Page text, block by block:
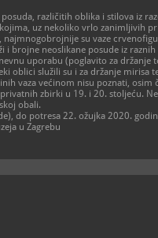
različitih oblika i stilova iz
uz nekoliko vrlo zanimljivih
su vaze
i brojne neoslikane posude iz
uporabu (poglavito za držanje
oblici služili su i za držanje mirisa
vaza većinom nisu poznati,
zbirki u 19. i 20. stoljeću.
obali.
do potresa 22. ožujka 2020.
u Zagrebu